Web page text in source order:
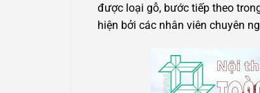
được loại gỗ, bước tiếp theo
hiện bởi các nhân viên chuyên